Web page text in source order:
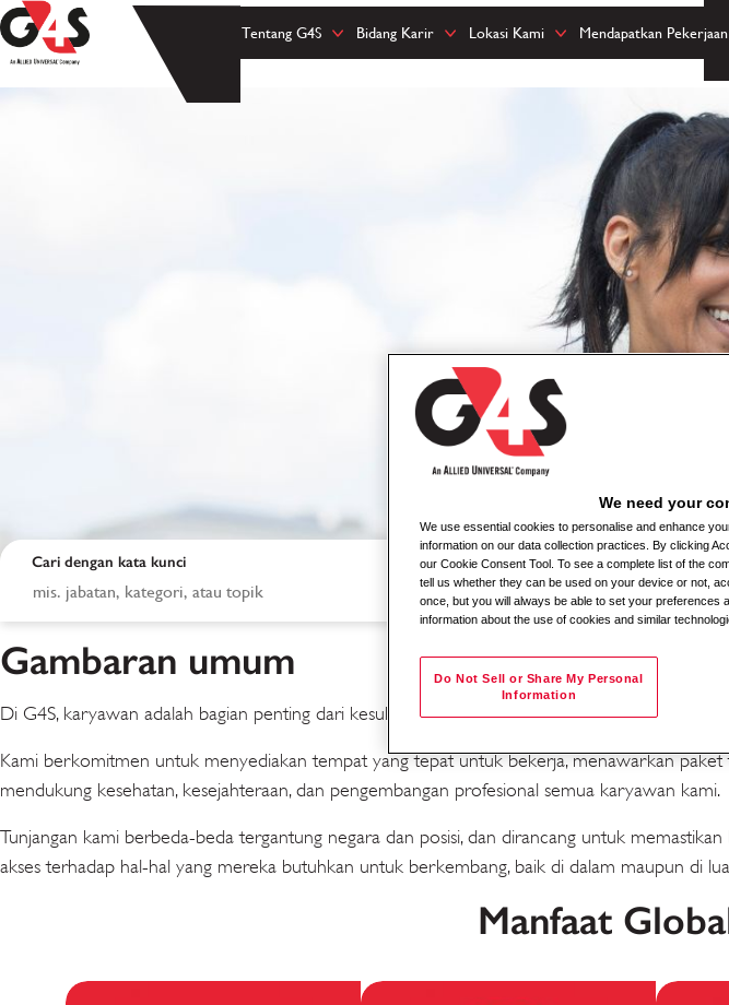
Tentang G4S Bidang Karir Lokasi Kami Mendapatkan Pekerjaan
Penghargaan dan Tunjangan
Cari dengan kata kunci Cari
Gambaran umum
Di G4S, karyawan adalah bagian penting dari kesuksesan kami dan pekerjaan yang mereka
Kami berkomitmen untuk menyediakan tempat yang tepat untuk bekerja, menawarkan paket
mendukung kesehatan, kesejahteraan, dan pengembangan profesional semua karyawan kami.
Tunjangan kami berbeda-beda tergantung negara dan posisi, dan dirancang untuk
akses terhadap hal-hal yang mereka butuhkan untuk berkembang, baik di dalam maupun di
Manfaat
We need your
We use essential cookies to personalise and enhance
information on our data collection practices. By clicking
our Cookie Consent Tool. To see a complete list of the
tell us whether they can be used on your device or not,
once, but you will always be able to set your preferences
information about the use of cookies and similar
Do Not Sell or Share My Personal
Information